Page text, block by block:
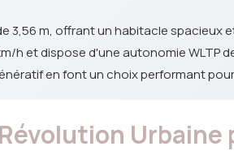
3,56 m, offrant un habitacle spacieux
h et dispose d'une autonomie WLTP
en font un choix performant